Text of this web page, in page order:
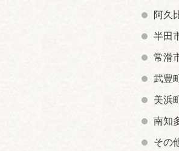
阿久
半田
常滑
武豊
美浜
南知
その